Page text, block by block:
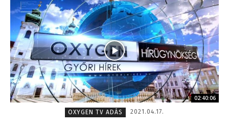
02:40:06
OXYGEN TV ADÁS
2021.04.17.